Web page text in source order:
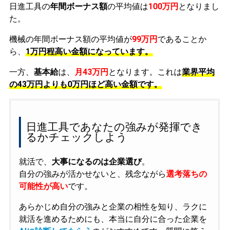
日進工具の年間ボーナス額の平均値は100万円 となりまし
た。
機械の年間ボーナス額の平均値が99万円 であることか
ら、 1万円程高い金額になっています。
一方、 基本給は、 月43万円 となります。これは業界平均
の43万円よりも0万円ほど高い金額です。
日進工具であなたの強みが発揮でき
るかチェックしよう
就活で、 大事になるのは企業選び。
自分の強みが活かせないと、残念ながら選考落ちの
可能性が高いです。
あらかじめ自分の強みと企業の相性を知り、ラクに
就活を進めるためにも、本当に自分に合った企業を